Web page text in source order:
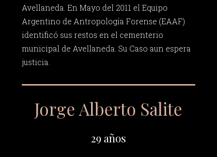
Avellaneda. En Mayo del 2011 el Equipo
Argentino de Antropología Forense (EAAF)
identificó sus restos en el cementerio
municipal de Avellaneda. Su Caso aun espera
justicia.
Jorge Alberto Salite
29 años